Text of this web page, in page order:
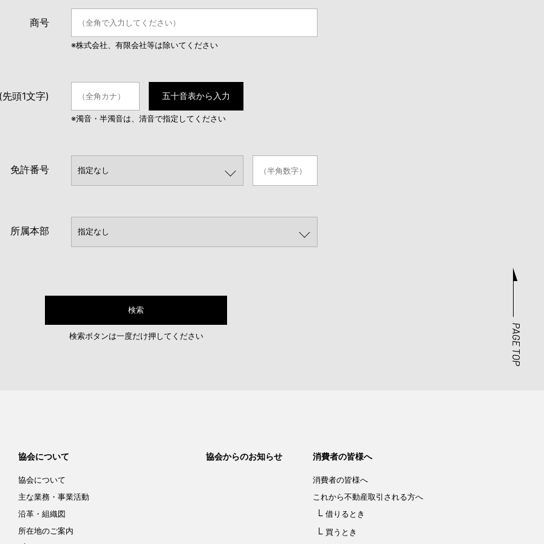
商号
※株式会社、有限会社等は除いてください
頭1文字) 五十音表から入力
※濁音・半濁音は、清音で指定してください
免許番号
所属本部
検索ボタンは一度だけ押してください
協会について
協会について
主な業務・事業活動
沿革・組織図
所在地のご案内
協会からのお知らせ 消費者の皆様へ
消費者の皆様へ
これから不動産取引される方へ
借りるとき
買うとき